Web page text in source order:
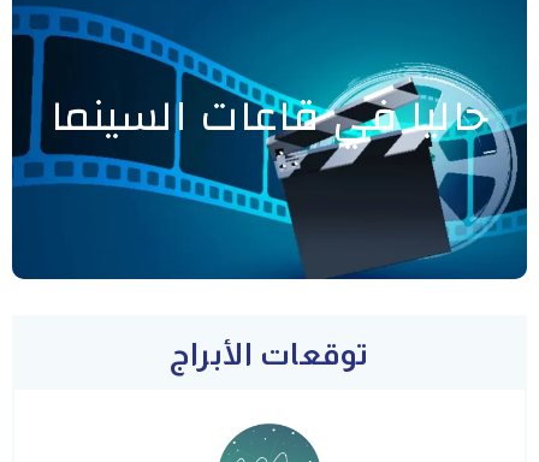
حاليا في قاعات السينما
توقعات الأبراج